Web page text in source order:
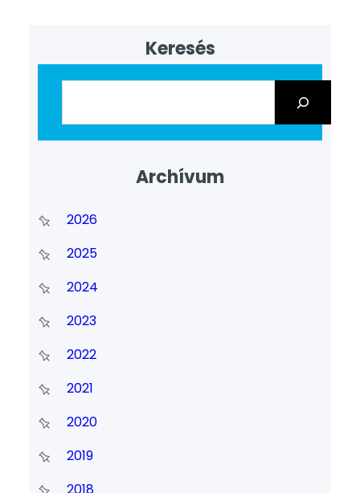
Keresés
Archívum
2026
2025
2024
2023
2022
2021
2020
2019
2018